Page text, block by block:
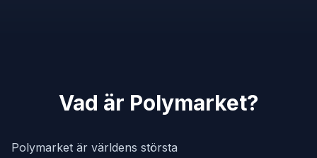
Vad är Polymarket?
Polymarket är världens största